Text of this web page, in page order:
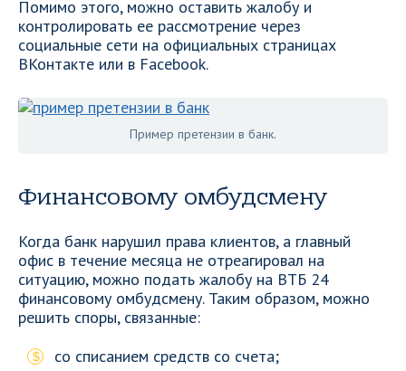
Помимо этого, можно оставить жалобу и
контролировать ее рассмотрение через
социальные сети на официальных страницах
ВКонтакте или в Facebook.
Пример претензии в банк.
Финансовому омбудсмену
Когда банк нарушил права клиентов, а главный
офис в течение месяца не отреагировал на
ситуацию, можно подать жалобу на ВТБ 24
финансовому омбудсмену. Таким образом, можно
решить споры, связанные:
со списанием средств со счета;